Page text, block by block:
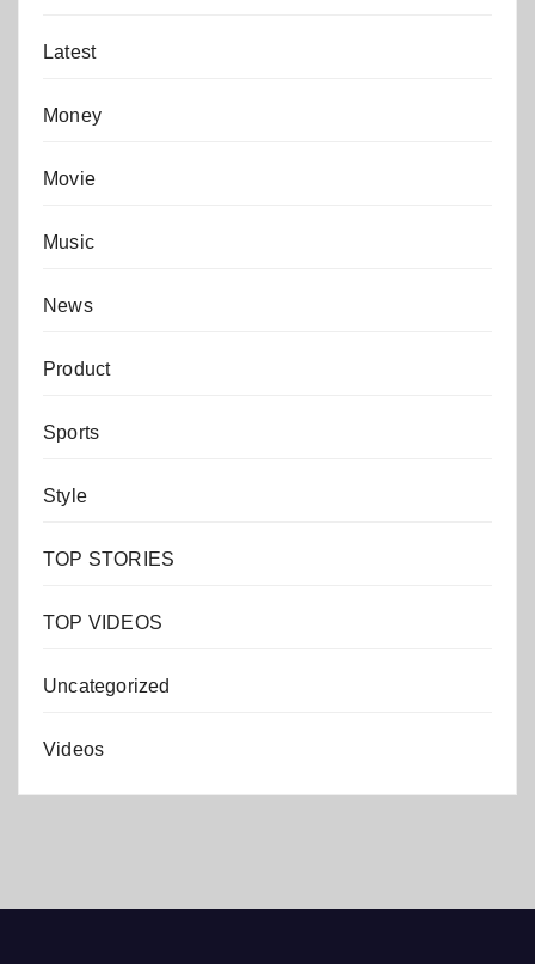
Latest
Money
Movie
Music
News
Product
Sports
Style
TOP STORIES
TOP VIDEOS
Uncategorized
Videos